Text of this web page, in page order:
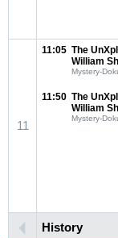
11
11:05 The
William
Mystery-
11:50 The
William
Mystery-
History